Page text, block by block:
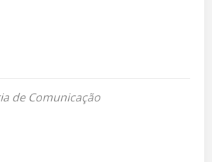
de Comunicação